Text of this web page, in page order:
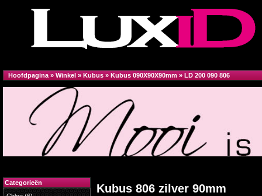
Hoofdpagina » Winkel » Kubus » Kubus 090X90X90mm » LD 200 090 806
Kubus 806 zilver 90mm
Categorieën